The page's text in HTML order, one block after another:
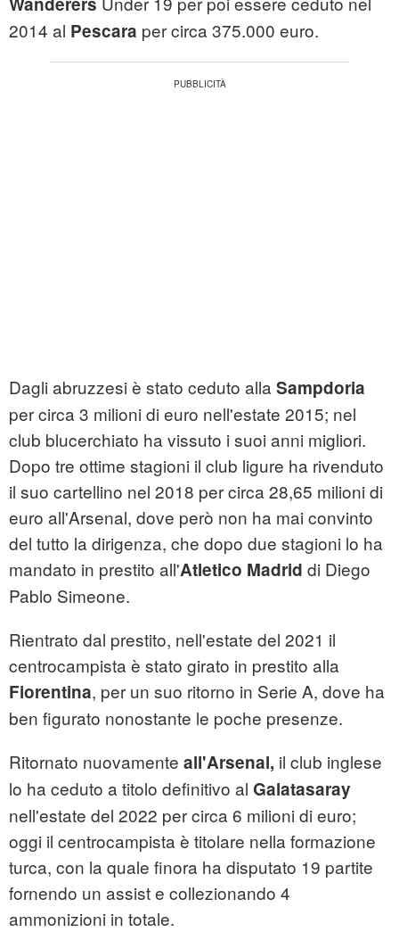
2014 al Pescara per circa 375.000 euro.
Dagli abruzzesi è stato ceduto alla Sampdoria
per circa 3 milioni di euro nell'estate 2015; nel
club blucerchiato ha vissuto i suoi anni migliori.
Dopo tre ottime stagioni il club ligure ha rivenduto
il suo cartellino nel 2018 per circa 28,65 milioni di
euro all'Arsenal, dove però non ha mai convinto
del tutto la dirigenza, che dopo due stagioni lo ha
mandato in prestito all'Atletico Madrid di Diego
Pablo Simeone.
Rientrato dal prestito, nell'estate del 2021 il
centrocampista è stato girato in prestito alla
Fiorentina, per un suo ritorno in Serie A, dove ha
ben figurato nonostante le poche presenze.
Ritornato nuovamente all'Arsenal, il club inglese
lo ha ceduto a titolo definitivo al Galatasaray
nell'estate del 2022 per circa 6 milioni di euro;
oggi il centrocampista è titolare nella formazione
turca, con la quale finora ha disputato 19 partite
fornendo un assist e collezionando 4
ammonizioni in totale.